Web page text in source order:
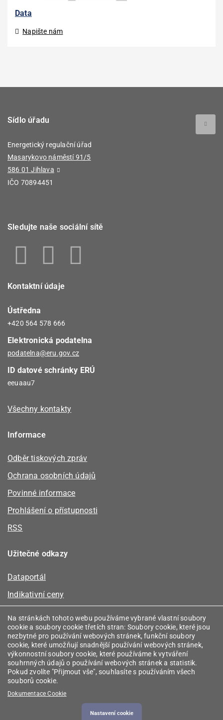
Data
Napište nám
Sídlo úřadu
Energetický regulační úřad
Masarykovo náměstí 91/5
586 01 Jihlava
IČO 70894451
Sledujte naše sociální sítě
Kontaktní údaje
Ústředna
+420 564 578 666
Elektronická podatelna
podatelna@eru.gov.cz
ID datové schránky ERÚ
eeuaau7
Všechny kontakty
Informace
Odběr tiskových zpráv
Ochrana osobních údajů
Povinné informace
Prohlášení o přístupnosti
RSS
Užitečné odkazy
Dataportál
Indikativní ceny
Registr energetických společenství
Registr zprostředkovatelů
Srovnávače
Vyhledávač licencí
Na stránkách tohoto webu používáme vybrané vlastní soubory
cookie a soubory cookie třetích stran: Soubory cookie, které jsou
nezbytné pro používání webových stránek, funkční soubory
cookie, které umožňují snadnější používání webových stránek,
výkonnostní soubory cookie, které používáme k vytváření
souhrnných údajů o používání webových stránek a statistik.
Pokud zvolíte "Přijmout vše", souhlasíte s používáním všech
souborů cookie.
Dokumentace Cookie
Nastavení cookie